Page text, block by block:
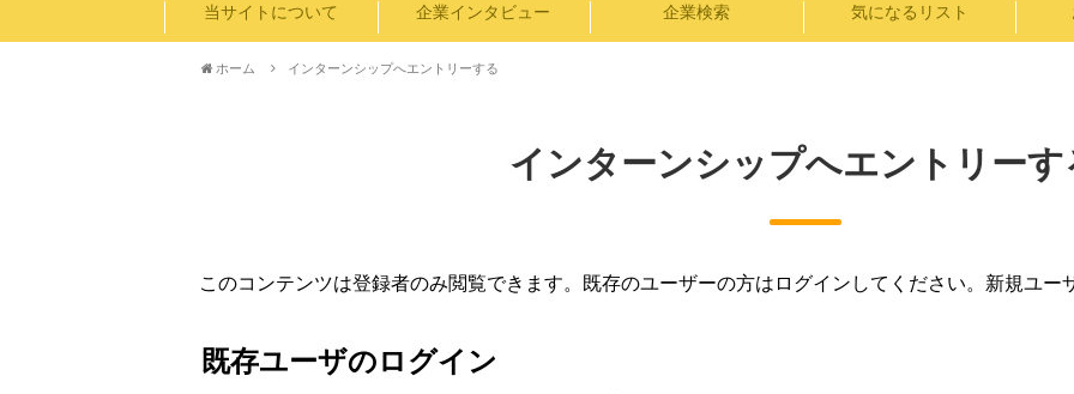
当サイトについて 企業インタビュー 企業検索 気になるリスト
ホーム インターンシップへエントリーする
インターンシップへエントリーす
このコンテンツは登録者のみ閲覧できます。既存のユーザーの方はログインしてください。新規ユー
既存ユーザのログイン